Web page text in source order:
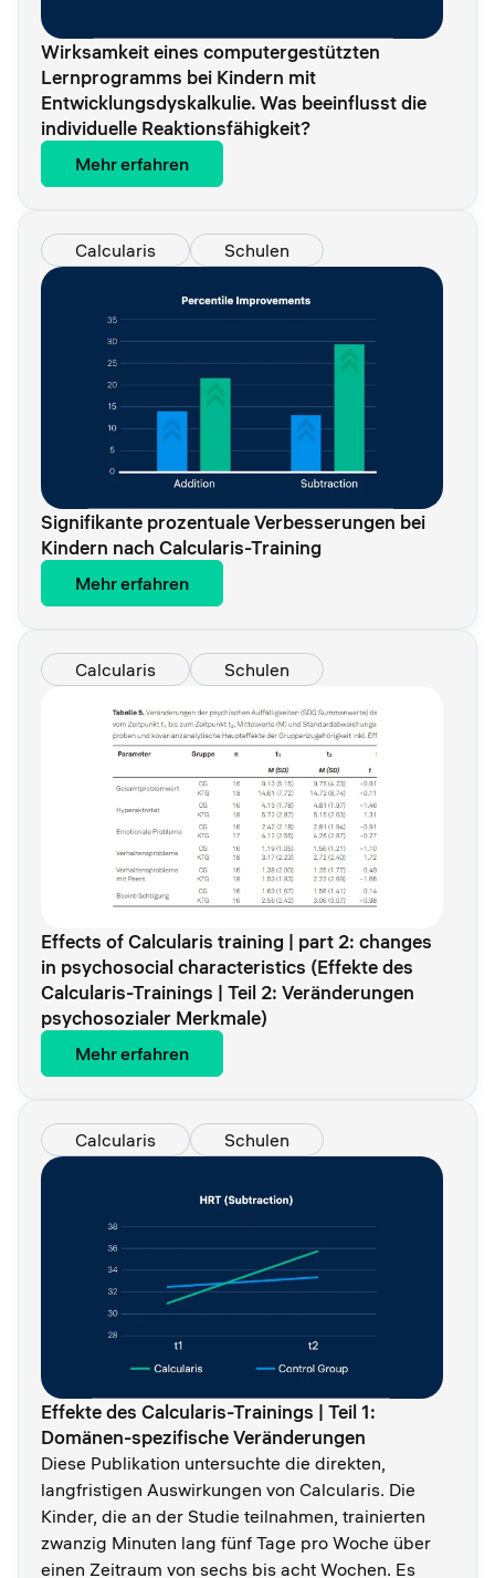
Wirksamkeit eines computergestützten
Lernprogramms bei Kindern mit
Entwicklungsdyskalkulie. Was beeinflusst die
individuelle Reaktionsfähigkeit?
Mehr erfahren
Calcularis Schulen
Signifikante prozentuale Verbesserungen bei
Kindern nach Calcularis-Training
Mehr erfahren
Calcularis Schulen
Effects of Calcularis training | part 2: changes
in psychosocial characteristics (Effekte des
Calcularis-Trainings | Teil 2: Veränderungen
psychosozialer Merkmale)
Mehr erfahren
Calcularis Schulen
Effekte des Calcularis-Trainings | Teil 1:
Domänen-spezifische Veränderungen
Diese Publikation untersuchte die direkten,
langfristigen Auswirkungen von Calcularis. Die
Kinder, die an der Studie teilnahmen, trainierten
zwanzig Minuten lang fünf Tage pro Woche über
einen Zeitraum von sechs bis acht Wochen. Es